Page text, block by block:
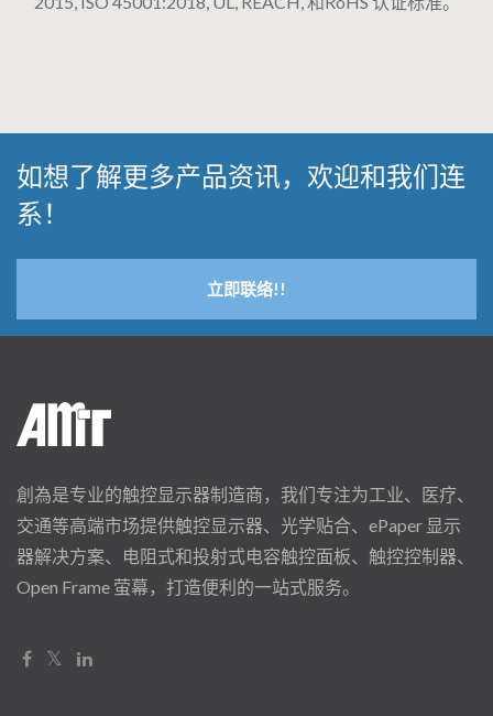
如想了解更多产品资讯，欢迎和我们连
系！
立即联络!!
創為是专业的触控显示器制造商，我们专注为工业、医疗、
交通等高端市场提供触控显示器、光学贴合、ePaper 显示
器解决方案、电阻式和投射式电容触控面板、触控控制器、
Open Frame 萤幕，打造便利的一站式服务。